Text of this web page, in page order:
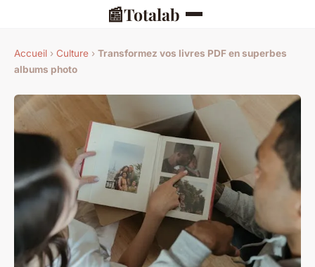
📰Totalab
Accueil › Culture › Transformez vos livres PDF en superbes
albums photo